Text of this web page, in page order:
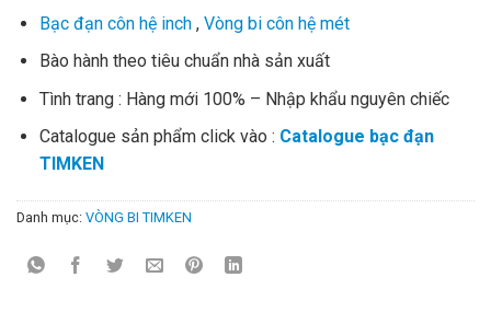
Bạc đạn côn hệ inch, Vòng bi côn hệ mét
Bào hành theo tiêu chuẩn nhà sản xuất
Tình trang : Hàng mới 100% – Nhập khẩu nguyên chiếc
Catalogue sản phẩm click vào : Catalogue bạc đạn
TIMKEN
Danh mục: VÒNG BI TIMKEN